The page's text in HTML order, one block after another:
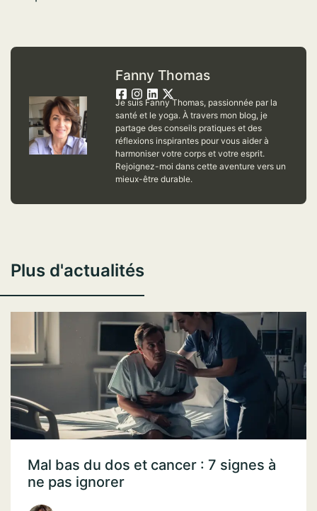
Fanny Thomas
Je suis Fanny Thomas, passionnée par la
santé et le yoga. À travers mon blog, je
partage des conseils pratiques et des
réflexions inspirantes pour vous aider à
harmoniser votre corps et votre esprit.
Rejoignez-moi dans cette aventure vers un
mieux-être durable.
Plus d'actualités
Mal bas du dos et cancer : 7 signes à
ne pas ignorer